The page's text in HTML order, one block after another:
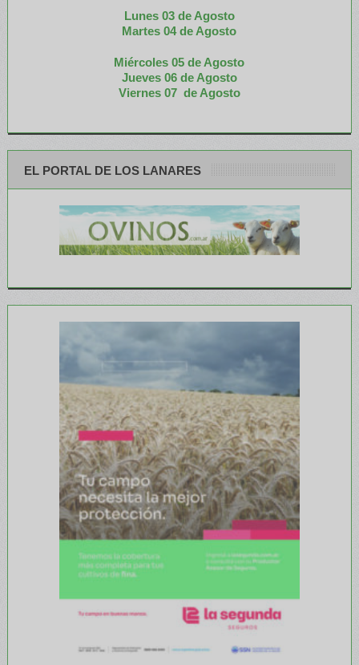
Lunes 03 de Agosto
Martes 04 de Agosto
Miércoles 05 de Agosto
Jueves 06 de Agosto
Viernes 07 de Agosto
EL PORTAL DE LOS LANARES